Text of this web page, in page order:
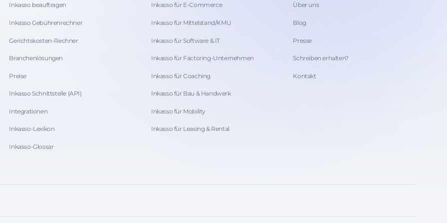
Inkasso beauftragen
Inkasso Gebührenrechner
Gerichtskosten-Rechner
Branchenlösungen
Preise
Inkasso Schnittstelle (API)
Integrationen
Inkasso-Lexikon
Inkasso-Glossar
Inkasso für E-Commerce
Inkasso für Mittelstand/KMU
Inkasso für Software & IT
Inkasso für Factoring-Unternehmen
Inkasso für Coaching
Inkasso für Bau & Handwerk
Inkasso für Mobility
Inkasso für Leasing & Rental
Über uns
Blog
Presse
Schreiben erhalten?
Kontakt